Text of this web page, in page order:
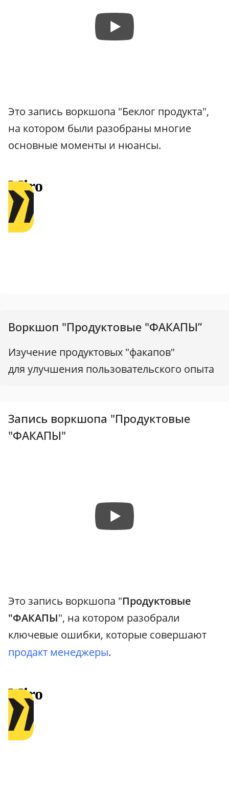
Это запись воркшопа "Беклог продукта",
на котором были разобраны многие
основные моменты и нюансы.
Воркшоп "Продуктовые "ФАКАПЫ”
Изучение продуктовых "факапов"
для улучшения пользовательского опыта
Запись воркшопа "Продуктовые
"ФАКАПЫ"
Это запись воркшопа "Продуктовые
"ФАКАПЫ", на котором разобрали
ключевые ошибки, которые совершают
продакт менеджеры.